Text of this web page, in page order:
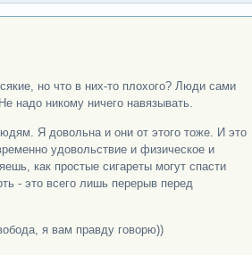
но что в них-то плохого? Люди сами
надо никому ничего навязывать.
Я довольна и они от этого тоже. И это
удовольствие и физическое и
как простые сигареты могут спасти
- это всего лишь перерыв перед
я вам правду говорю))